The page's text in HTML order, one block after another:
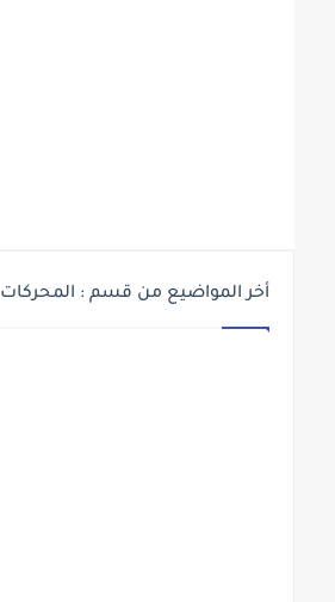
أخر المواضيع من قسم : المحركات